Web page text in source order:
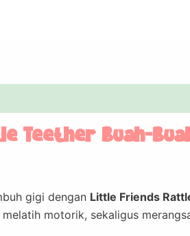
Teether Buah-
gigi dengan Little Friends
motorik, sekaligus